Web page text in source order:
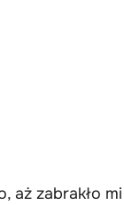
aż zabrakło mi